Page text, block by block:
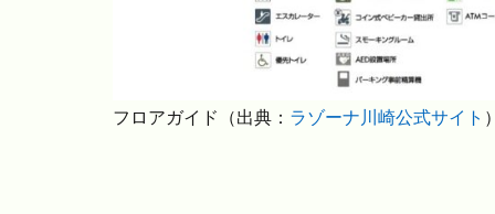
フロアガイド（出典： ラゾーナ川崎公式サイト